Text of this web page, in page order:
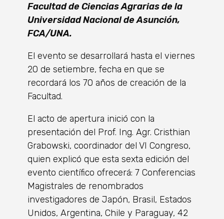
Facultad de Ciencias Agrarias de la
Universidad Nacional de Asunción,
FCA/UNA.
El evento se desarrollará hasta el viernes
20 de setiembre, fecha en que se
recordará los 70 años de creación de la
Facultad.
El acto de apertura inició con la
presentación del Prof. Ing. Agr. Cristhian
Grabowski, coordinador del VI Congreso,
quien explicó que esta sexta edición del
evento científico ofrecerá: 7 Conferencias
Magistrales de renombrados
investigadores de Japón, Brasil, Estados
Unidos, Argentina, Chile y Paraguay, 42